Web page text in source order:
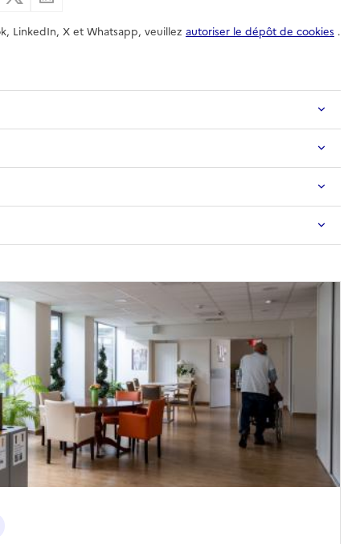
LinkedIn, X et Whatsapp, veuillez autoriser le dépôt de cookies .